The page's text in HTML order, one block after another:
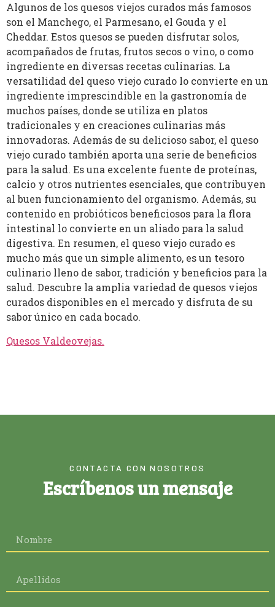
Algunos de los quesos viejos curados más famosos
son el Manchego, el Parmesano, el Gouda y el
Cheddar. Estos quesos se pueden disfrutar solos,
acompañados de frutas, frutos secos o vino, o como
ingrediente en diversas recetas culinarias. La
versatilidad del queso viejo curado lo convierte en un
ingrediente imprescindible en la gastronomía de
muchos países, donde se utiliza en platos
tradicionales y en creaciones culinarias más
innovadoras. Además de su delicioso sabor, el queso
viejo curado también aporta una serie de beneficios
para la salud. Es una excelente fuente de proteínas,
calcio y otros nutrientes esenciales, que contribuyen
al buen funcionamiento del organismo. Además, su
contenido en probióticos beneficiosos para la flora
intestinal lo convierte en un aliado para la salud
digestiva. En resumen, el queso viejo curado es
mucho más que un simple alimento, es un tesoro
culinario lleno de sabor, tradición y beneficios para la
salud. Descubre la amplia variedad de quesos viejos
curados disponibles en el mercado y disfruta de su
sabor único en cada bocado.
Quesos Valdeovejas.
CONTACTA CON NOSOTROS
Escríbenos un mensaje